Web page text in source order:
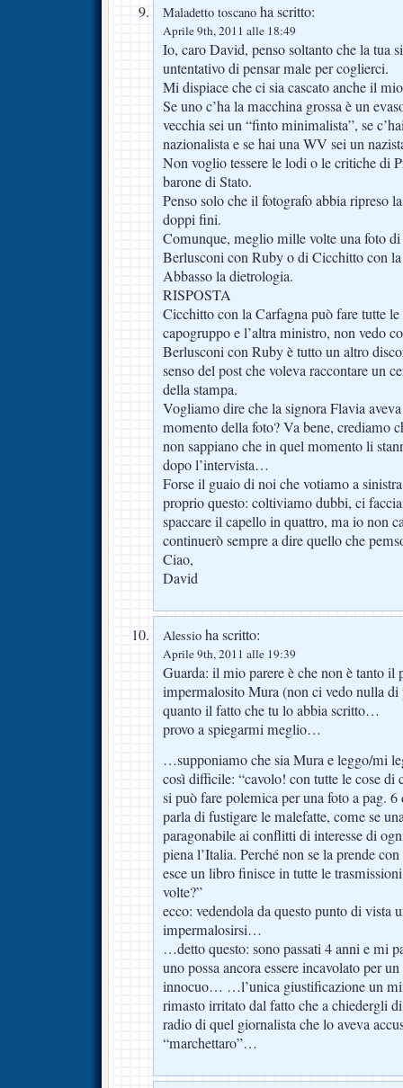
Maladetto toscano ha scritto:
Aprile 9th, 2011 alle 18:49
Io, caro David, penso soltanto che la tua
untentativo di pensar male per coglierci.
Mi dispiace che ci sia cascato anche il
Se uno c’ha la macchina grossa è un
vecchia sei un “finto minimalista”, se
nazionalista e se hai una WV sei un
Non voglio tessere le lodi o le critiche di
barone di Stato.
Penso solo che il fotografo abbia ripreso
doppi fini.
Comunque, meglio mille volte una foto
Berlusconi con Ruby o di Cicchitto con
Abbasso la dietrologia.
RISPOSTA
Cicchitto con la Carfagna può fare tutte
capogruppo e l’altra ministro, non vedo
Berlusconi con Ruby è tutto un altro
senso del post che voleva raccontare un
della stampa.
Vogliamo dire che la signora Flavia
momento della foto? Va bene, crediamo
non sappiano che in quel momento li
dopo l’intervista…
Forse il guaio di noi che votiamo a
proprio questo: coltiviamo dubbi, ci
spaccare il capello in quattro, ma io non
continuerò sempre a dire quello che
Ciao,
David
Alessio ha scritto:
Aprile 9th, 2011 alle 19:39
Guarda: il mio parere è che non è tanto il
impermalosito Mura (non ci vedo nulla di
quanto il fatto che tu lo abbia scritto…
provo a spiegarmi meglio…
…supponiamo che sia Mura e leggo/mi
così difficile: “cavolo! con tutte le cose di
si può fare polemica per una foto a pag.
parla di fustigare le malefatte, come se
paragonabile ai conflitti di interesse di
piena l’Italia. Perché non se la prende
esce un libro finisce in tutte le
volte?”
ecco: vedendola da questo punto di vista
impermalosirsi…
…detto questo: sono passati 4 anni e mi
uno possa ancora essere incavolato per
innocuo… …l’unica giustificazione un
rimasto irritato dal fatto che a chiedergli
radio di quel giornalista che lo aveva
“marchettaro”…